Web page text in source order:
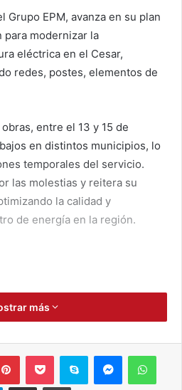
Grupo EPM, avanza en su plan
para modernizar la
eléctrica en el Cesar,
redes, postes, elementos de
entre el 13 y 15 de
en distintos municipios, lo
temporales del servicio.
las molestias y reitera su
la calidad y
de energía en la región.
Kennedy.
p.m. a 4:00 p.m.: manzana 2
más
Telegram Compartir por correo electrónico Imprimir